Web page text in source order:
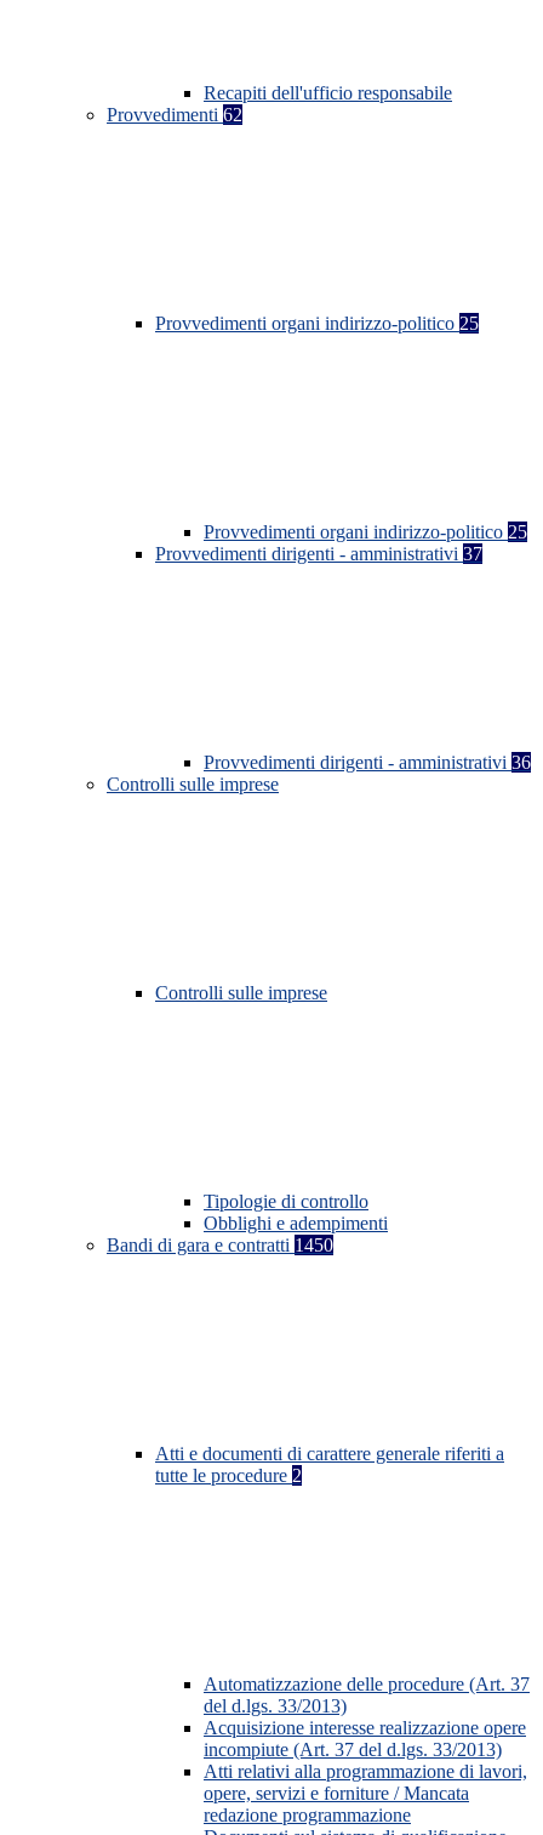
Recapiti dell'ufficio responsabile
Provvedimenti 62
Provvedimenti organi indirizzo-politico 25
Provvedimenti organi indirizzo-politico 25
Provvedimenti dirigenti - amministrativi 37
Provvedimenti dirigenti - amministrativi 36
Controlli sulle imprese
Controlli sulle imprese
Tipologie di controllo
Obblighi e adempimenti
Bandi di gara e contratti 1450
Atti e documenti di carattere generale riferiti a
tutte le procedure 2
Automatizzazione delle procedure (Art. 37
del d.lgs. 33/2013)
Acquisizione interesse realizzazione opere
incompiute (Art. 37 del d.lgs. 33/2013)
Atti relativi alla programmazione di lavori,
opere, servizi e forniture / Mancata
redazione programmazione